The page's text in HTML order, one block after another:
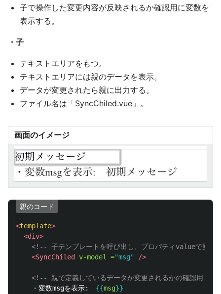
子で操作した変更内容が反映されるか確認用に変数を
表示する。
・子
テキストエリアをもつ。
テキストエリアには親のデータを表示。
データが変更されたら親に出力する。
ファイル名は「SyncChiled.vue」。
画面のイメージ
親のコード
<template>
<div>
<!-- 子テンプレートを呼び出し、プロパティvalueで変数
<SyncChiled
v-model ="msg" />
<!-- 親で定義しているデータが変更されるかの確認用 -->
    ・変数msgを表示:
{{msg}}